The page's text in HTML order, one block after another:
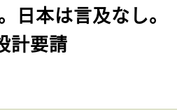
日本は言及なし。
計要請